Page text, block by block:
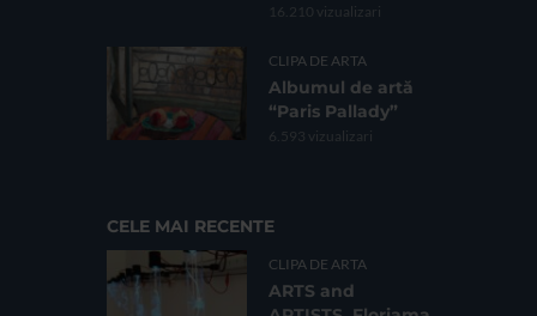
16.210 vizualizari
CLIPA DE ARTA
Albumul de artă
“Paris Pallady”
6.593 vizualizari
CELE MAI RECENTE
CLIPA DE ARTA
ARTS and